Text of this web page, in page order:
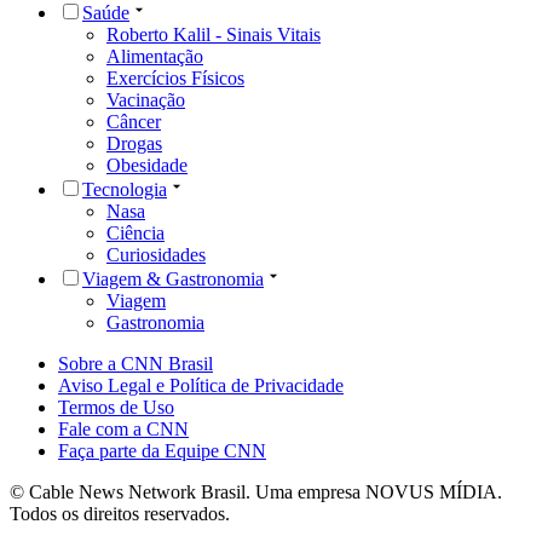
Saúde
Roberto Kalil - Sinais Vitais
Alimentação
Exercícios Físicos
Vacinação
Câncer
Drogas
Obesidade
Tecnologia
Nasa
Ciência
Curiosidades
Viagem & Gastronomia
Viagem
Gastronomia
Sobre a CNN Brasil
Aviso Legal e Política de Privacidade
Termos de Uso
Fale com a CNN
Faça parte da Equipe CNN
© Cable News Network Brasil. Uma empresa NOVUS MÍDIA.
Todos os direitos reservados.